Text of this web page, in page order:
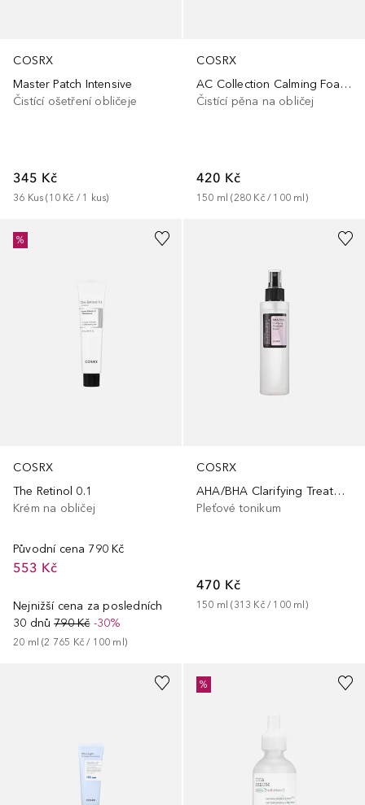
COSRX
Master Patch Intensive
Čistící ošetření obličeje
345 Kč
36 Kus (10 Kč / 1 kus)
COSRX
AC Collection Calming Foam Cleanser_2.0
Čistící pěna na obličej
420 Kč
150 ml (280 Kč / 100 ml)
COSRX
The Retinol 0.1
Krém na obličej
Původní cena 790 Kč
553 Kč
Nejnižší cena za posledních
30 dnů 790 Kč-30%
20 ml (2 765 Kč / 100 ml )
%
COSRX
AHA/BHA Clarifying Treatment Toner
Pleťové tonikum
470 Kč
150 ml (313 Kč / 100 ml )
%